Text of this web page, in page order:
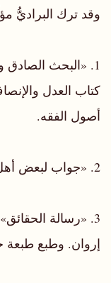
وقد ترك البراديُّ
1. «البحث
كتاب العدل
أصول الفقه.
2. «جواب لبعض أهل الخلاف»، (مخ).
3. «رسالة
إروان. وطبع طبعة